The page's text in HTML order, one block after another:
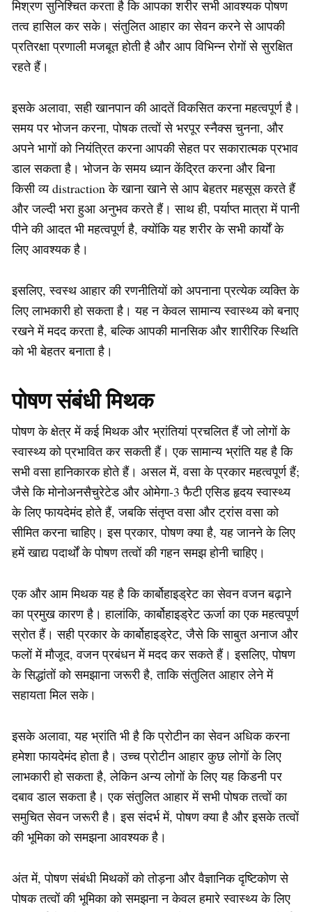
मिश्रण सुनिश्चित करता है कि आपका शरीर सभी आवश्यक पोषण
तत्व हासिल कर सके। संतुलित आहार का सेवन करने से आपकी
प्रतिरक्षा प्रणाली मजबूत होती है और आप विभिन्न रोगों से सुरक्षित
रहते हैं।
इसके अलावा, सही खानपान की आदतें विकसित करना महत्वपूर्ण है।
समय पर भोजन करना, पोषक तत्वों से भरपूर स्नैक्स चुनना, और
अपने भागों को नियंत्रित करना आपकी सेहत पर सकारात्मक प्रभाव
डाल सकता है। भोजन के समय ध्यान केंद्रित करना और बिना
किसी व्य distraction के खाना खाने से आप बेहतर महसूस करते हैं
और जल्दी भरा हुआ अनुभव करते हैं। साथ ही, पर्याप्त मात्रा में पानी
पीने की आदत भी महत्वपूर्ण है, क्योंकि यह शरीर के सभी कार्यों के
लिए आवश्यक है।
इसलिए, स्वस्थ आहार की रणनीतियों को अपनाना प्रत्येक व्यक्ति के
लिए लाभकारी हो सकता है। यह न केवल सामान्य स्वास्थ्य को बनाए
रखने में मदद करता है, बल्कि आपकी मानसिक और शारीरिक स्थिति
को भी बेहतर बनाता है।
पोषण संबंधी मिथक
पोषण के क्षेत्र में कई मिथक और भ्रांतियां प्रचलित हैं जो लोगों के
स्वास्थ्य को प्रभावित कर सकती हैं। एक सामान्य भ्रांति यह है कि
सभी वसा हानिकारक होते हैं। असल में, वसा के प्रकार महत्वपूर्ण हैं;
जैसे कि मोनोअनसैचुरेटेड और ओमेगा-3 फैटी एसिड हृदय स्वास्थ्य
के लिए फायदेमंद होते हैं, जबकि संतृप्त वसा और ट्रांस वसा को
सीमित करना चाहिए। इस प्रकार, पोषण क्या है, यह जानने के लिए
हमें खाद्य पदार्थों के पोषण तत्वों की गहन समझ होनी चाहिए।
एक और आम मिथक यह है कि कार्बोहाइड्रेट का सेवन वजन बढ़ाने
का प्रमुख कारण है। हालांकि, कार्बोहाइड्रेट ऊर्जा का एक महत्वपूर्ण
स्रोत हैं। सही प्रकार के कार्बोहाइड्रेट, जैसे कि साबुत अनाज और
फलों में मौजूद, वजन प्रबंधन में मदद कर सकते हैं। इसलिए, पोषण
के सिद्धांतों को समझाना जरूरी है, ताकि संतुलित आहार लेने में
सहायता मिल सके।
इसके अलावा, यह भ्रांति भी है कि प्रोटीन का सेवन अधिक करना
हमेशा फायदेमंद होता है। उच्च प्रोटीन आहार कुछ लोगों के लिए
लाभकारी हो सकता है, लेकिन अन्य लोगों के लिए यह किडनी पर
दबाव डाल सकता है। एक संतुलित आहार में सभी पोषक तत्वों का
समुचित सेवन जरूरी है। इस संदर्भ में, पोषण क्या है और इसके तत्वों
की भूमिका को समझना आवश्यक है।
अंत में, पोषण संबंधी मिथकों को तोड़ना और वैज्ञानिक दृष्टिकोण से
पोषक तत्वों की भूमिका को समझना न केवल हमारे स्वास्थ्य के लिए